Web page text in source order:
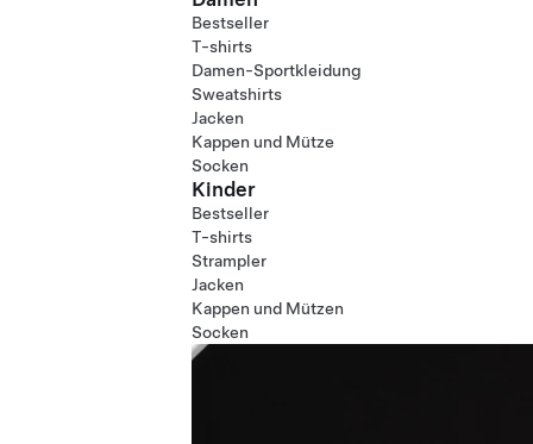
Bestseller
T-shirts
Damen-Sportkleidung
Sweatshirts
Jacken
Kappen und Mütze
Socken
Kinder
Bestseller
T-shirts
Strampler
Jacken
Kappen und Mützen
Socken